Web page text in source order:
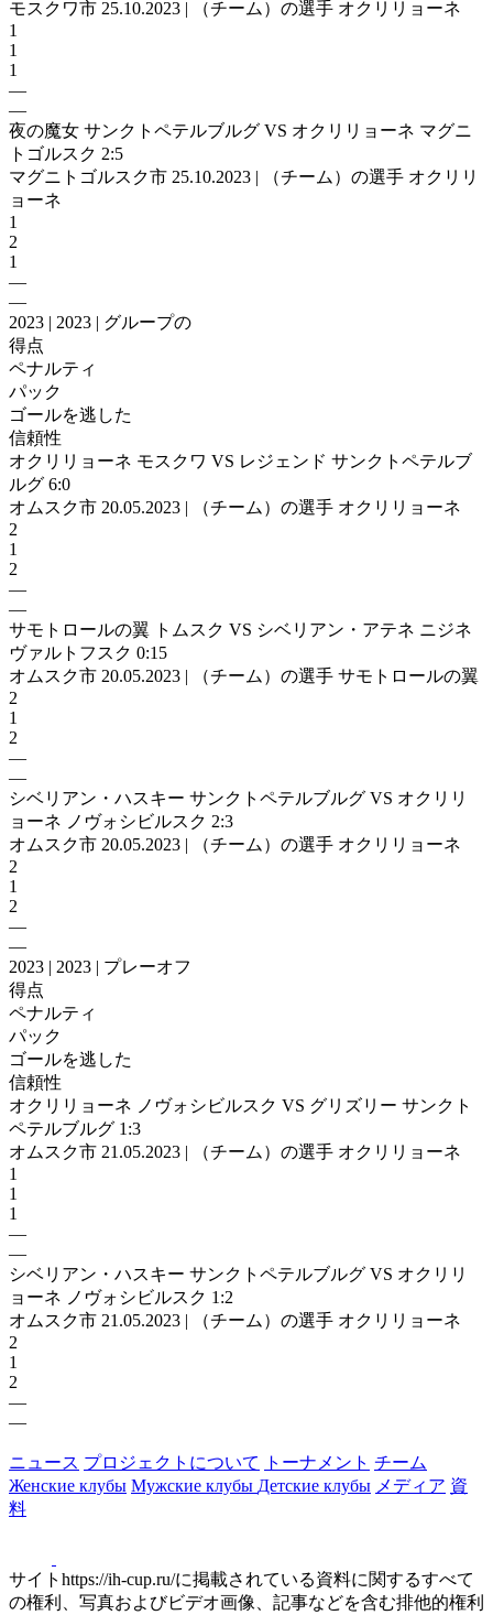
モスクワ市 25.10.2023 | （チーム）の選手 オクリリョーネ
1
1
1
—
—
夜の魔女 サンクトペテルブルグ VS オクリリョーネ マグニ
トゴルスク 2:5
マグニトゴルスク市 25.10.2023 | （チーム）の選手 オクリリ
ョーネ
1
2
1
—
—
2023 | 2023 | グループの
得点
ペナルティ
パック
ゴールを逃した
信頼性
オクリリョーネ モスクワ VS レジェンド サンクトペテルブ
ルグ 6:0
オムスク市 20.05.2023 | （チーム）の選手 オクリリョーネ
2
1
2
—
—
サモトロールの翼 トムスク VS シベリアン・アテネ ニジネ
ヴァルトフスク 0:15
オムスク市 20.05.2023 | （チーム）の選手 サモトロールの翼
2
1
2
—
—
シベリアン・ハスキー サンクトペテルブルグ VS オクリリ
ョーネ ノヴォシビルスク 2:3
オムスク市 20.05.2023 | （チーム）の選手 オクリリョーネ
2
1
2
—
—
2023 | 2023 | プレーオフ
得点
ペナルティ
パック
ゴールを逃した
信頼性
オクリリョーネ ノヴォシビルスク VS グリズリー サンクト
ペテルブルグ 1:3
オムスク市 21.05.2023 | （チーム）の選手 オクリリョーネ
1
1
1
—
—
シベリアン・ハスキー サンクトペテルブルグ VS オクリリ
ョーネ ノヴォシビルスク 1:2
オムスク市 21.05.2023 | （チーム）の選手 オクリリョーネ
2
1
2
—
—
ニュース プロジェクトについて トーナメント チーム
Женские клубы Мужские клубы Детские клубы メディア 資
料
サイトhttps://ih-cup.ru/に掲載されている資料に関するすべて
の権利、写真およびビデオ画像、記事などを含む排他的権利